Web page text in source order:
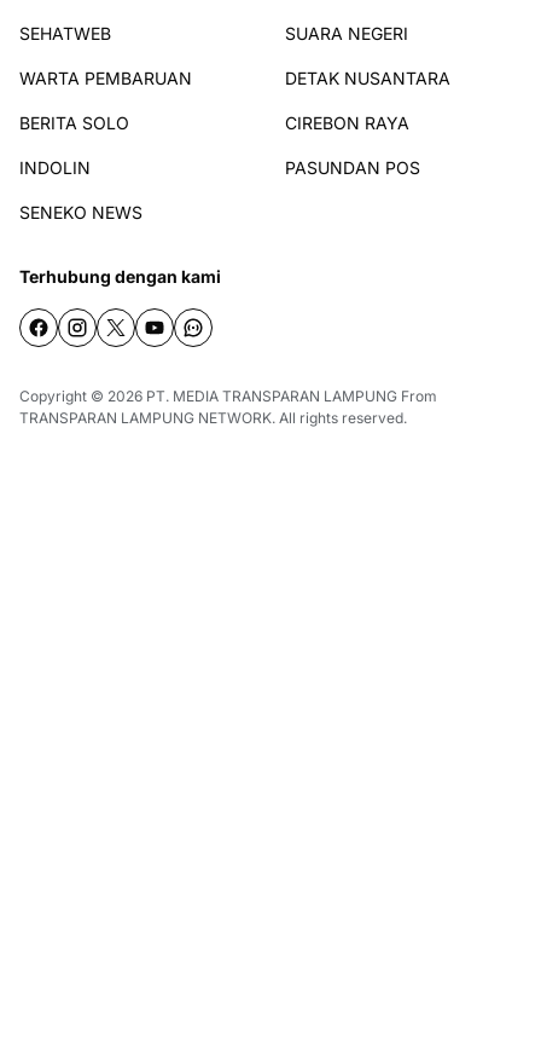
SEHATWEB SUARA NEGERI
WARTA PEMBARUAN DETAK NUSANTARA
BERITA SOLO CIREBON RAYA
INDOLIN PASUNDAN POS
SENEKO NEWS
Terhubung dengan kami
Copyright © 2026 PT. MEDIA TRANSPARAN LAMPUNG From
TRANSPARAN LAMPUNG NETWORK. All rights reserved.